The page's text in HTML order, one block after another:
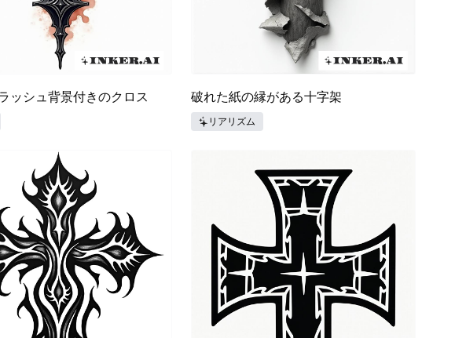
ッシュ背景付きのクロス 破れた紙の縁がある十字架
リアリズム